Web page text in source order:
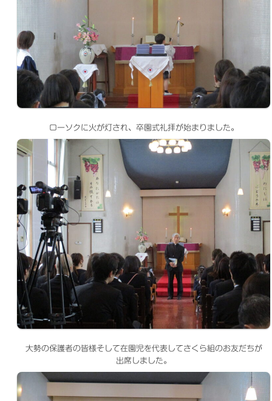
ローソクに火が灯され、卒園式礼拝が始まりました。
大勢の保護者の皆様そして在園児を代表してさくら組のお友だちが
出席しました。